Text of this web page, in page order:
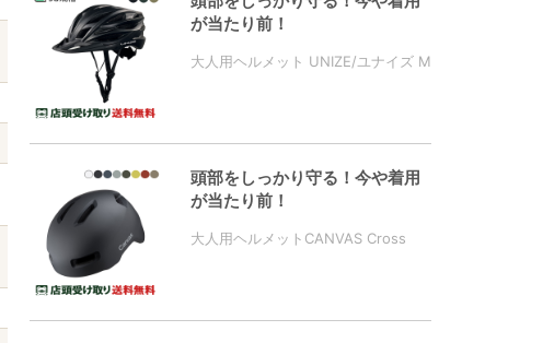
が当たり前！
大人用ヘルメット UNIZE/ユナイズ M
頭部をしっかり守る！今や着用
が当たり前！
大人用ヘルメットCANVAS Cross